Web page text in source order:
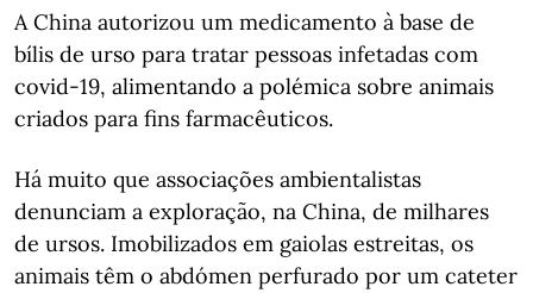
A China autorizou um medicamento à base de
bílis de urso para tratar pessoas infetadas com
covid-19, alimentando a polémica sobre animais
criados para fins farmacêuticos.
Há muito que associações ambientalistas
denunciam a exploração, na China, de milhares
de ursos. Imobilizados em gaiolas estreitas, os
animais têm o abdómen perfurado por um cateter